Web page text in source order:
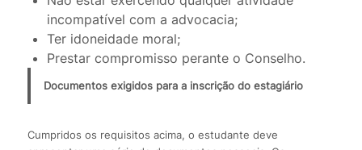
incompatível com a advocacia;
Ter idoneidade moral;
Prestar compromisso perante o Conselho.
Documentos exigidos para a inscrição do estagiário
Cumpridos os requisitos acima, o estudante deve